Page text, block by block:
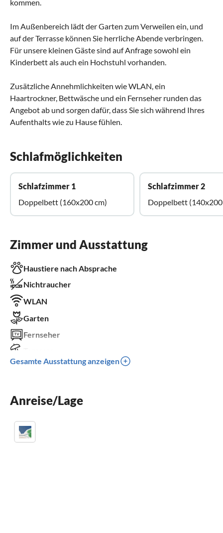
kommen.
Im Außenbereich lädt der Garten zum Verweilen ein, und
auf der Terrasse können Sie herrliche Abende verbringen.
Für unsere kleinen Gäste sind auf Anfrage sowohl ein
Kinderbett als auch ein Hochstuhl vorhanden.
Zusätzliche Annehmlichkeiten wie WLAN, ein
Haartrockner, Bettwäsche und ein Fernseher runden das
Angebot ab und sorgen dafür, dass Sie sich während Ihres
Aufenthalts wie zu Hause fühlen.
Schlafmöglichkeiten
Schlafzimmer 1
Doppelbett (160x200 cm)
Schlafzimmer 2
Doppelbett (140x200
Zimmer und Ausstattung
Haustiere nach Absprache
Nichtraucher
WLAN
Garten
Fernseher
Spülmaschine
Kamin
Gesamte Ausstattung anzeigen
Anreise/Lage